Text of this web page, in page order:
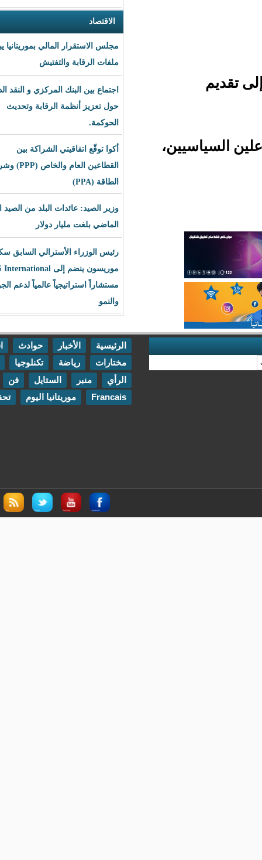
مجلس الاستقرار المالي بموريتانيا يبحث
ملفات الرقابة والتفتيش
اجتماع بين البنك المركزي و النقد الدولي
حول تعزيز أنظمة الرقابة وتحديث
أكوا توقّع اتفاقيتي الشراكة بين
القطاعين العام والخاص (PPP) وشراء
وزير الصيد: عائدات البلد من الصيد العام
الماضي بلغت مليار دولار
رئيس الوزراء الأسترالي السابق سكوت
موريسون ينضم إلى BLS International
مستشاراً استراتيجياً عالمياً لدعم الجودة
حوادث
اقتصاد
تكنلوجيا
مقابلات
الستايل فن
اتصل بنا
موريتانيا اليوم تحقيقات